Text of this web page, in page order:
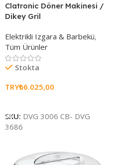
Clatronic Döner Makinesi /
Dikey Gril
Elektrikli Izgara & Barbekü,
Tüm Ürünler
Stokta
TRY₺6.025,00
SKU: DVG 3006 CB- DVG
3686